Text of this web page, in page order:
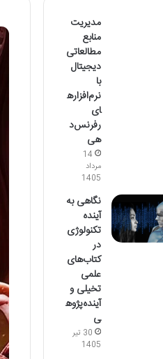
مدیریت
منابع
مطالعاتی
دیجیتال
با
نرم‌افزاره
ای
رفرنس‌د
هی
14
مرداد
1405
نگاهی به
آینده
تکنولوژی
در
کتاب‌های
علمی
تخیلی و
آینده‌پژوه
ی
30 تیر
1405